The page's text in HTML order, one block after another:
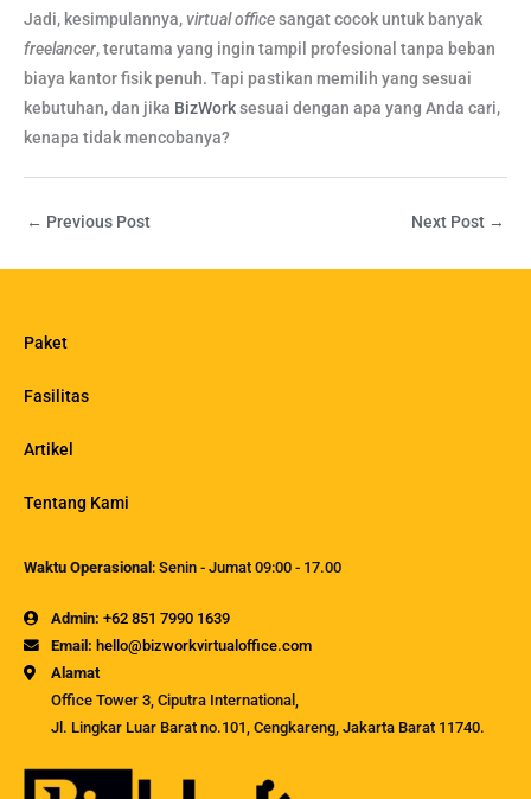
Jadi, kesimpulannya,virtual officesangat cocok untuk banyak
freelancer, terutama yang ingin tampil profesional tanpa beban
biaya kantor fisik penuh. Tapi pastikan memilih yang sesuai
kebutuhan, dan jika BizWorksesuai dengan apa yang Anda cari,
kenapa tidak mencobanya?
← Previous Post Next Post →
Paket
Fasilitas
Artikel
Tentang Kami
Waktu Operasional : Senin - Jumat 09:00 - 17.00
Admin: +62 851 7990 1639
Email: hello@bizworkvirtualoffice.com
Alamat
Office Tower 3, Ciputra International,
Jl. Lingkar Luar Barat no.101, Cengkareng, Jakarta Barat 11740.